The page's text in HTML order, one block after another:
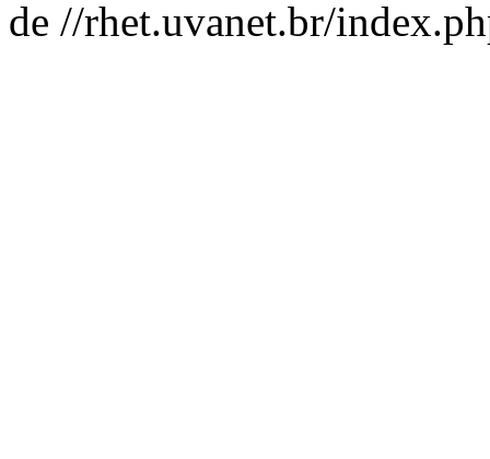
de //rhet.uvanet.br/